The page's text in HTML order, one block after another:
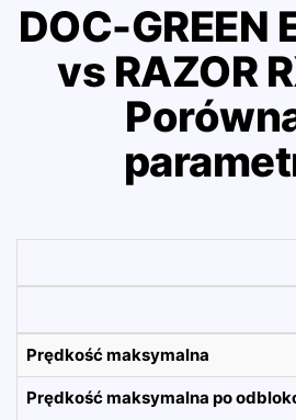
DOC-GREEN
vs RAZOR
Prędkość maksymalna
Prędkość maksymalna po